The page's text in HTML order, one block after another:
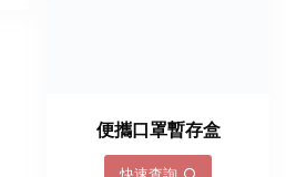
便攜口罩暫存盒